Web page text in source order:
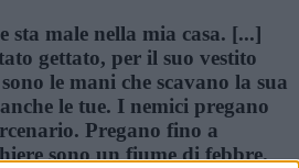
sta male nella mia casa. [...]
gettato, per il suo vestito
le mani che scavano la sua
le tue. I nemici pregano
Pregano fino a
sono un fiume di febbre.